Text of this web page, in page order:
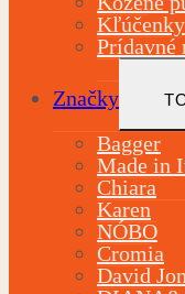
Kľúčenky
Prídavné
Značky
Bagger
Made in
Chiara
Karen
NÓBO
Cromia
David